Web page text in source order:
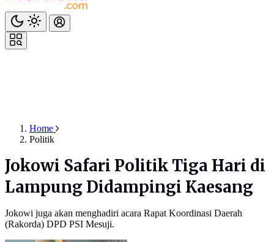
Home
Politik
Jokowi Safari Politik Tiga Hari di
Lampung Didampingi Kaesang
Jokowi juga akan menghadiri acara Rapat Koordinasi Daerah
(Rakorda) DPD PSI Mesuji.